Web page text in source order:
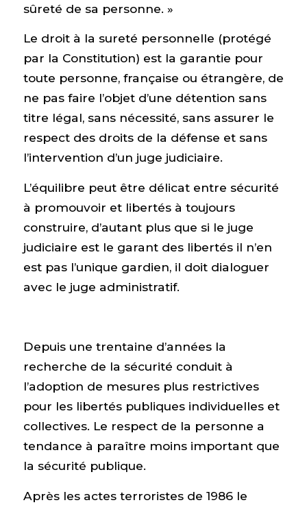
sûreté de sa personne. »
Le droit à la sureté personnelle (protégé
par la Constitution) est la garantie pour
toute personne, française ou étrangère, de
ne pas faire l’objet d’une détention sans
titre légal, sans nécessité, sans assurer le
respect des droits de la défense et sans
l’intervention d’un juge judiciaire.
L’équilibre peut être délicat entre sécurité
à promouvoir et libertés à toujours
construire, d’autant plus que si le juge
judiciaire est le garant des libertés il n’en
est pas l’unique gardien, il doit dialoguer
avec le juge administratif.
Depuis une trentaine d’années la
recherche de la sécurité conduit à
l’adoption de mesures plus restrictives
pour les libertés publiques individuelles et
collectives. Le respect de la personne a
tendance à paraître moins important que
la sécurité publique.
Après les actes terroristes de 1986 le